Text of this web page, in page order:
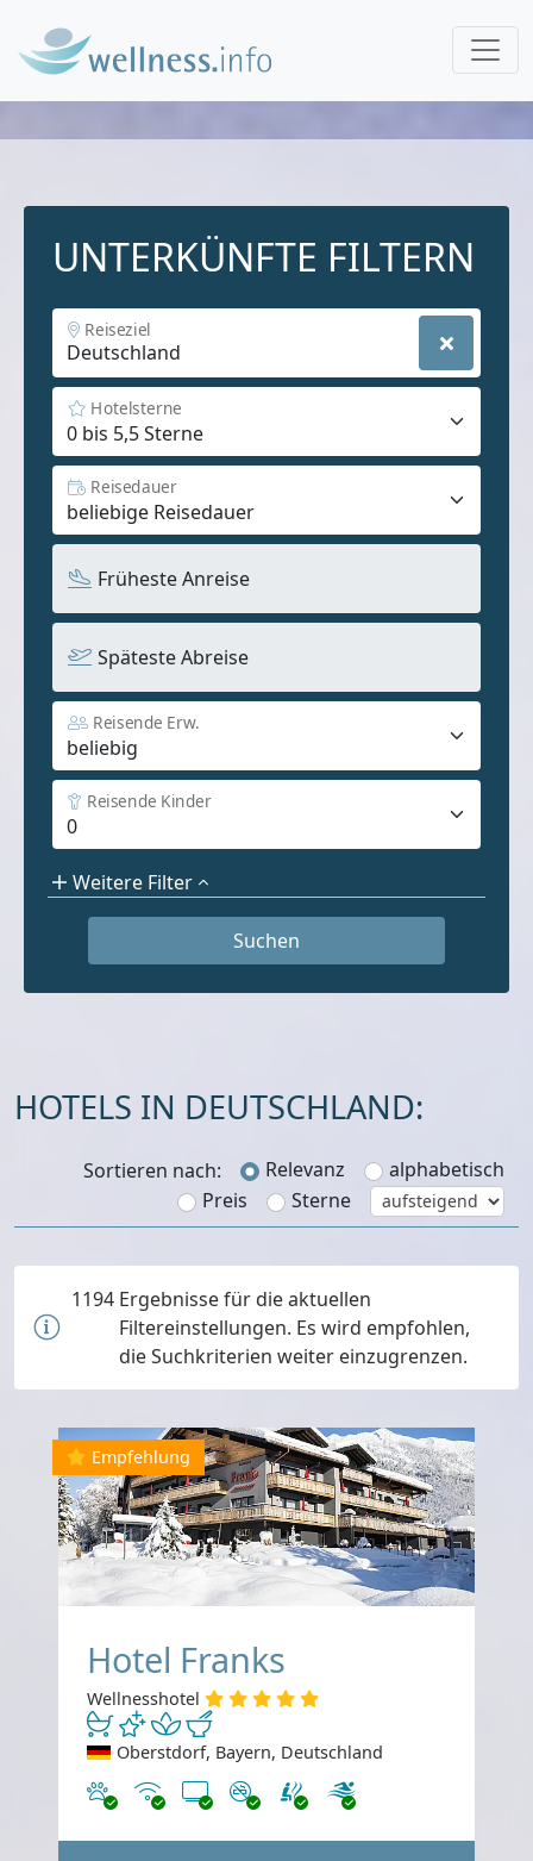
UNTERKÜNFTE FILTERN
Reiseziel
Hotelsterne
Reisedauer
Früheste Anreise
Späteste Abreise
Reisende Erw.
Reisende Kinder
Weitere Filter
HOTELS IN DEUTSCHLAND:
Sortieren nach: Relevanz
alphabetisch
Preis
Sterne
1194 Ergebnisse für die aktuellen
Filtereinstellungen. Es wird empfohlen,
die Suchkriterien weiter einzugrenzen.
Empfehlung
Hotel Franks
Wellnesshotel
Oberstdorf, Bayern, Deutschland
Haustiere erlaubt
Internet
TV Nichtraucher